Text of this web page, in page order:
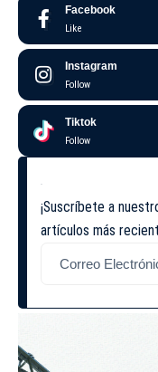
Facebook
Like
Instagram
Follow
Tiktok
Follow
¡Suscríbete a
artículos más